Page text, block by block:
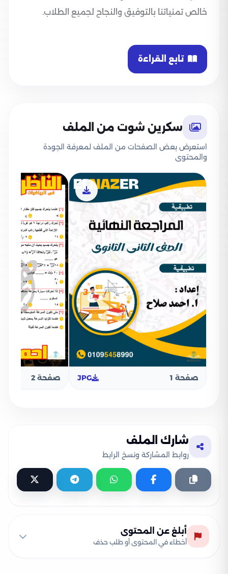
خالص تمنياتنا بالتوفيق والنجاح لجميع الطلاب.
تابع القراءة
سكرين شوت من الملف
استعرض بعض الصفحات من الملف لمعرفة الجودة
والمحتوى
صفحة 1 JPG صفحة 2
شارك الملف
روابط المشاركة ونسخ الرابط
أبلغ عن المحتوى
أخطاء في المحتوى أو طلب حذف